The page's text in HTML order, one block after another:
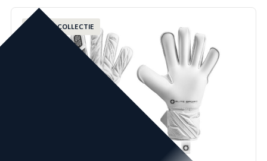
NIEUWE COLLECTIE